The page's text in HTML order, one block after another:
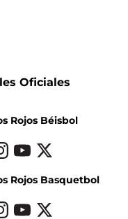
Oficiales
Rojos Béisbol
Rojos Basquetbol